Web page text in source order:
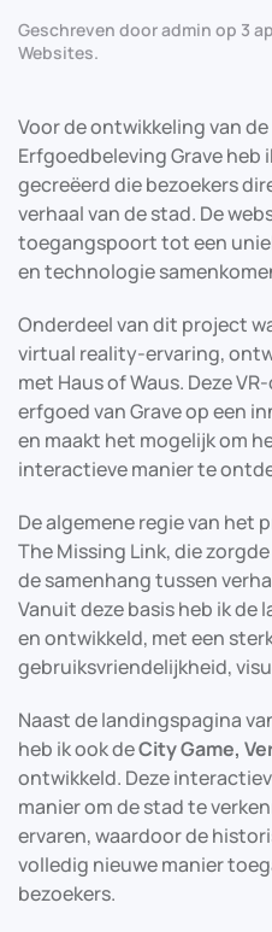
Geschreven dooradmin op 3
Websites.
Voor de ontwikkeling van
Erfgoedbeleving Grave heb
gecreëerd die bezoekers
verhaal van de stad. De
toegangspoort tot een
en technologie
Onderdeel van dit project
virtual reality-ervaring,
met Haus of Waus. Deze
erfgoed van Grave op een
en maakt het mogelijk om
interactieve manier te
De algemene regie van het
The Missing Link, die
de samenhang tussen
Vanuit deze basis heb ik
en ontwikkeld, met een
gebruiksvriendelijkheid,
Naast de landingspagina
heb ik ook deCity Game,
ontwikkeld. Deze
manier om de stad te
ervaren, waardoor de
volledig nieuwe manier
bezoekers.